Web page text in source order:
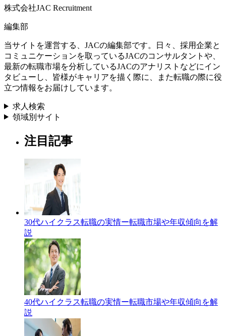
株式会社JAC Recruitment
編集部
当サイトを運営する、JACの編集部です。日々、採用企業と
コミュニケーションを取っているJACのコンサルタントや、
最新の転職市場を分析しているJACのアナリストなどにイン
タビューし、皆様がキャリアを描く際に、また転職の際に役
立つ情報をお届けしています。
求人検索
領域別サイト
注目記事
30代ハイクラス転職の実情ー転職市場や年収傾向を解
説
40代ハイクラス転職の実情ー転職市場や年収傾向を解
説